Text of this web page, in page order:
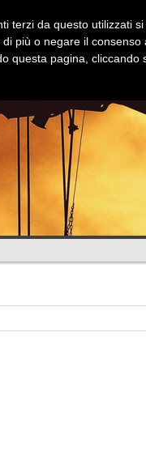
terzi da questo utilizzati
più o negare il
questa pagina,